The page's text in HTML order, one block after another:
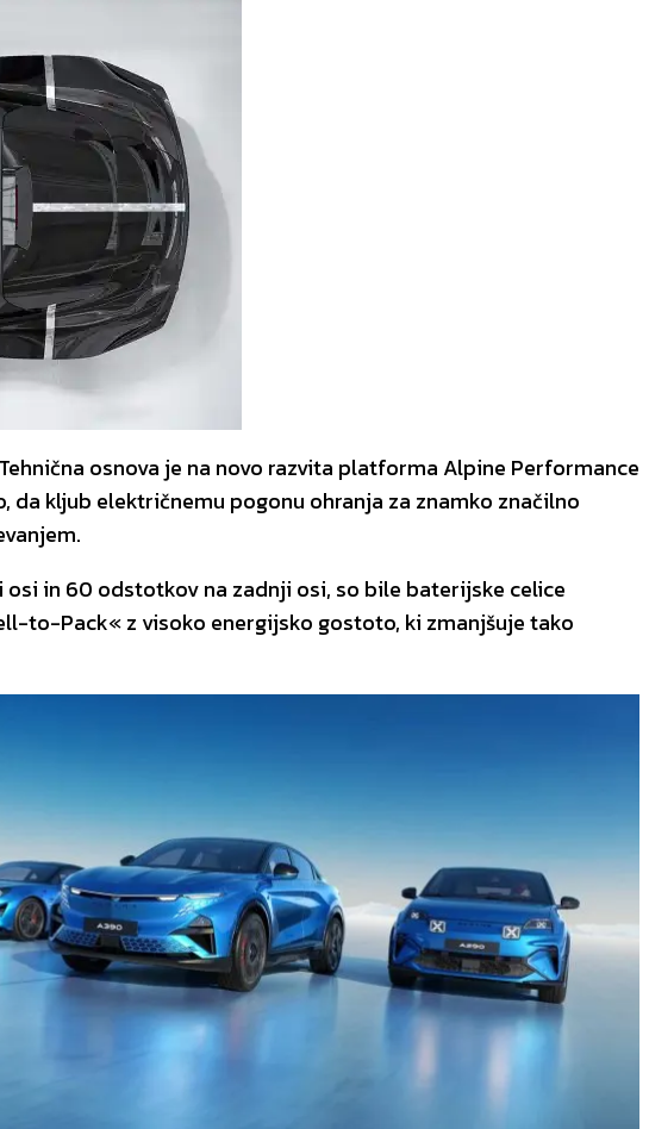
osnova je na novo razvita platforma Alpine Performance
kljub električnemu pogonu ohranja za znamko značilno
in 60 odstotkov na zadnji osi, so bile baterijske celice
to-Pack« z visoko energijsko gostoto, ki zmanjšuje tako